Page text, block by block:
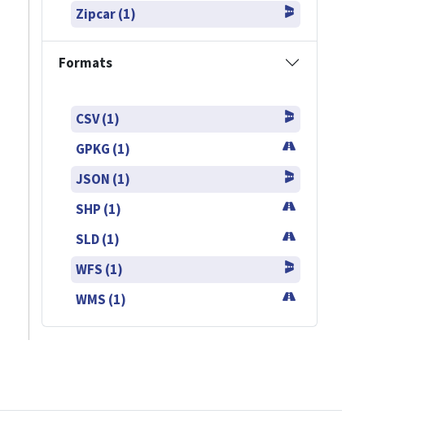
Zipcar (1)
Formats
CSV (1)
GPKG (1)
JSON (1)
SHP (1)
SLD (1)
WFS (1)
WMS (1)